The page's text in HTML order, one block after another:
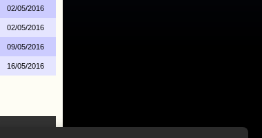
02/05/2016
02/05/2016
09/05/2016
16/05/2016